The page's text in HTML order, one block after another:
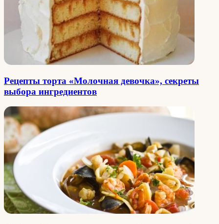
Рецепты торта «Молочная девочка», секреты
выбора ингредиентов